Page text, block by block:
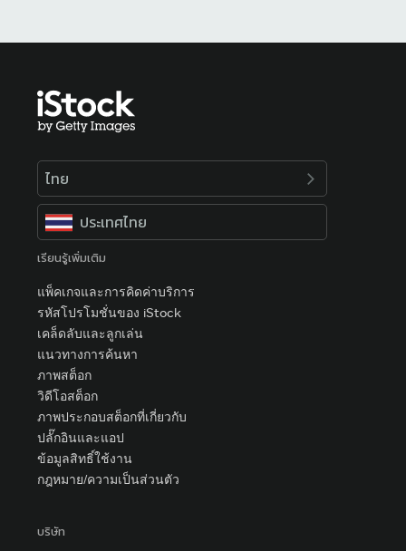
ไทย
ประเทศไทย
เรียนรู้เพิ่มเติม
แพ็คเกจและการคิดค่าบริการ
รหัสโปรโมชั่นของ iStock
เคล็ดลับและลูกเล่น
แนวทางการค้นหา
ภาพสต็อก
วิดีโอสต็อก
ภาพประกอบสต็อกที่เกี่ยวกับ
ปลั๊กอินและแอป
ข้อมูลสิทธิ์ใช้งาน
กฎหมาย/ความเป็นส่วนตัว
บริษัท